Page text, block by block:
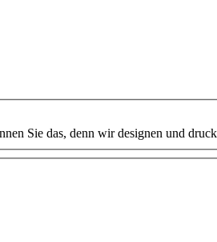
Sie das, denn wir designen und